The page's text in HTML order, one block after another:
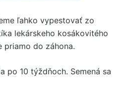
ľahko vypestovať zo
lekárskeho kosákovitého
priamo do záhona.
po 10 týždňoch. Semená sa